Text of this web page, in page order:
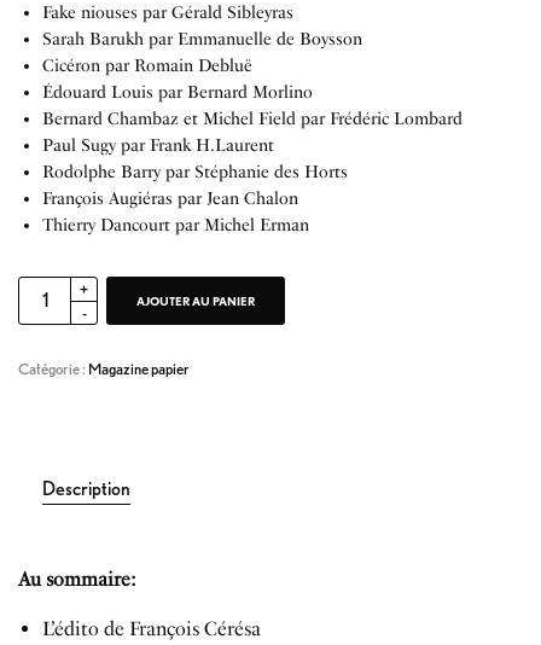
Fake niouses par Gérald Sibleyras
Sarah Barukh par Emmanuelle de Boysson
Cicéron par Romain Debluë
Édouard Louis par Bernard Morlino
Bernard Chambaz et Michel Field par Frédéric Lombard
Paul Sugy par Frank H.Laurent
Rodolphe Barry par Stéphanie des Horts
François Augiéras par Jean Chalon
Thierry Dancourt par Michel Erman
AJOUTER AU PANIER
Catégorie : Magazine papier
Description
Au sommaire:
L’édito de François Cérésa